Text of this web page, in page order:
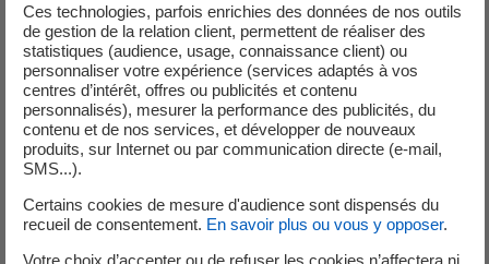
PERFORMANCE PRODUCTION F/H
Contrat :Stage
Lieu :Saint-Marcel
07 Juillet 2026
STAGE - CHARGÉ DE COMMUNICATION ET
Ces technologies, parfois enrichies des données de nos outils
de gestion de la relation client, permettent de réaliser des
statistiques (audience, usage, connaissance client) ou
personnaliser votre expérience (services adaptés à vos
centres d’intérêt, offres ou publicités et contenu
personnalisés), mesurer la performance des publicités, du
contenu et de nos services, et développer de nouveaux
produits, sur Internet ou par communication directe (e-mail,
SMS...).
Certains cookies de mesure d'audience sont dispensés du
recueil de consentement. En savoir plus ou vous y opposer.
Votre choix d’accepter ou de refuser les cookies n’affectera ni